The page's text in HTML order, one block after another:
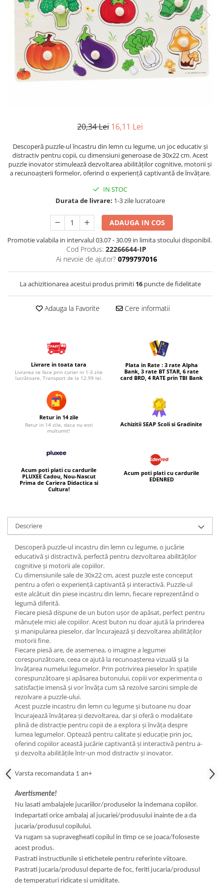
Seturi de constructie
Jucarii vorbarete
Jucarii tip STEM
Jucarii instrumente muzicale
Jucarii fete
Jucarii baieti
Busy Board
Figurine cu eroi si personaje
Jocuri de societate
Jocuri si Jucarii in Limba Romana
Jucarii motricitate
Micul explorator
Pictura, modelaj si accesorii
Tarcuri si corturi
Tarc joaca copii
Tarc joaca bebe
Copii 4 ani+
Copii 5 ani+
Copii 6 ani+
Copii 4 ani+
Copii 5 ani+
Copii 6 ani+
Lenjerii de pat copii si bebe
Mobilier pentru copii
Patuturi copii
Jucarii de plus mici
Jucarii de plus medii
Jucarii de plus mari
20,34 Lei 16,11 Lei
Descoperă puzzle-ul încastru din lemn cu legume, un joc educativ și
distractiv pentru copii, cu dimensiuni generoase de 30x22 cm. Acest
puzzle inovator stimulează dezvoltarea abilităților cognitive, motorii și
a recunoașterii formelor, oferind o experiență captivantă de învățare.
IN STOC
Durata de livrare: 1-3 zile lucratoare
ADAUGA IN COS
Promotie valabila in intervalul 03.07 - 30.09 in limita stocului disponibil.
Cod Produs: 22266644-IP
Ai nevoie de ajutor? 0799797016
La achizitionarea acestui produs primiti 16puncte de fidelitate
Adauga la Favorite Cere informatii
Livrare in toata tara
Livrarea se face prin curier in 1-3 zile
lucrătoare. Transport de la 12.99 lei.
Plata in Rate : 3 rate Alpha
Bank, 3 rate BT STAR, 6 rate
card BRD, 4 RATE prin TBI Bank
Retur in 14 zile
Retur in 14 zile, daca nu esti
multumit!
Achizitii SEAP Scoli si Gradinite
Acum poti plati cu cardurile
PLUXEE Cadou, Nou-Nascut
Prima de Cariera Didactica si
Cultura!
Acum poti plati cu cardurile
EDENRED
Descriere
Descoperă puzzle-ul incastru din lemn cu legume, o jucărie
educativă și distractivă, perfectă pentru dezvoltarea abilităților
cognitive și motorii ale copiilor.
Cu dimensiunile sale de 30x22 cm, acest puzzle este conceput
pentru a oferi o experiență captivantă și interactivă. Puzzle-ul
este alcătuit din piese incastru din lemn, fiecare reprezentând o
legumă diferită.
Fiecare piesă dispune de un buton ușor de apăsat, perfect pentru
mânuțele mici ale copiilor. Acest buton nu doar ajută la prinderea
și manipularea pieselor, dar încurajează și dezvoltarea abilităților
motorii fine.
Fiecare piesă are, de asemenea, o imagine a legumei
corespunzătoare, ceea ce ajută la recunoașterea vizuală și la
învățarea numelui legumelor. Prin potrivirea pieselor în spațiile
corespunzătoare și apăsarea butonului, copiii vor experimenta o
satisfacție imensă și vor învăța cum să rezolve sarcini simple de
rezolvare a puzzle-ului.
Acest puzzle incastru din lemn cu legume și butoane nu doar
încurajează învățarea și dezvoltarea, dar și oferă o modalitate
plină de distracție pentru copii de a explora și învăța despre
lumea legumelor. Optează pentru calitate și educație prin joc,
oferind copiilor această jucărie captivantă și interactivă pentru a-
și dezvolta abilitățile într-un mod distractiv și inovator.
Varsta recomandata 1 an+
Avertismente!
Nu lasati ambalajele jucariilor/produselor la indemana copiilor.
Indepartati orice ambalaj al jucariei/produsului inainte de a da
jucaria/produsul copilului.
Va rugam sa supravegheati copilul in timp ce se joaca/foloseste
acest produs.
Pastrati instructiunile si etichetele pentru referinte viitoare.
Pastrati jucaria/produsul departe de foc, feriti jucaria/produsul
de temperaturi ridicate si umiditate.